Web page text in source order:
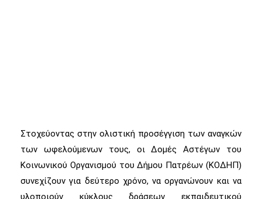
Στοχεύοντας στην ολιστική προσέγγιση των αναγκών
των ωφελούμενων τους, οι Δομές Αστέγων του
Κοινωνικού Οργανισμού του Δήμου Πατρέων (ΚΟΔΗΠ)
συνεχίζουν για δεύτερο χρόνο, να οργανώνουν και να
υλοποιούν κύκλους δράσεων εκπαιδευτικού